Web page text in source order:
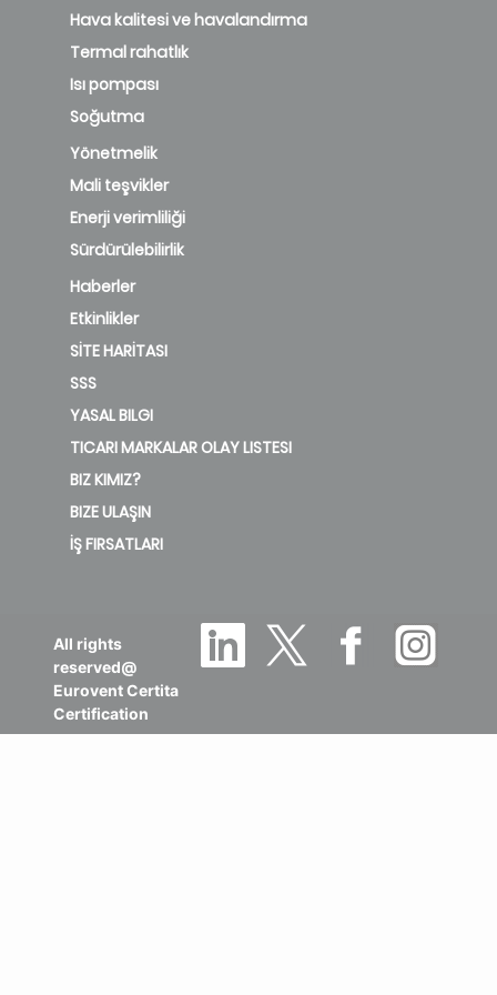
Hava kalitesi ve havalandırma
Termal rahatlık
Isı pompası
Soğutma
Yönetmelik
Mali teşvikler
Enerji verimliliği
Sürdürülebilirlik
Haberler
Etkinlikler
SİTE HARİTASI
SSS
YASAL BILGI
TICARI MARKALAR OLAY LISTESI
BIZ KIMIZ?
BIZE ULAŞIN
İŞ FIRSATLARI
All rights
reserved@
Eurovent Certita
Certification